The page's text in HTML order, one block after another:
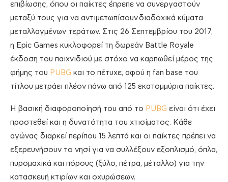
επιβίωσης, όπου οι παίκτες έπρεπε να συνεργαστούν
μεταξύ τους για να αντιμετωπίσουν διαδοχικά κύματα
μεταλλαγμένων τεράτων. Στις 26 Σεπτεμβρίου του 2017,
η Epic Games κυκλοφορεί τη δωρεάν Battle Royale
έκδοση του παιχνιδιού με στόχο να καρπωθεί μέρος της
φήμης του PUBG και το πέτυχε, αφού η fan base του
τίτλου μετράει πλέον πάνω από 125 εκατομμύρια παίκτες.
Η βασική διαφοροποίησή του από το PUBG είναι ότι έχει
προστεθεί και η δυνατότητα του χτισίματος. Κάθε
αγώνας διαρκεί περίπου 15 λεπτά και οι παίκτες πρέπει να
εξερευνήσουν το νησί για να συλλέξουν εξοπλισμό, όπλα,
πυρομαχικά και πόρους (ξύλο, πέτρα, μέταλλο) για την
κατασκευή κτιρίων και οχυρώσεων.